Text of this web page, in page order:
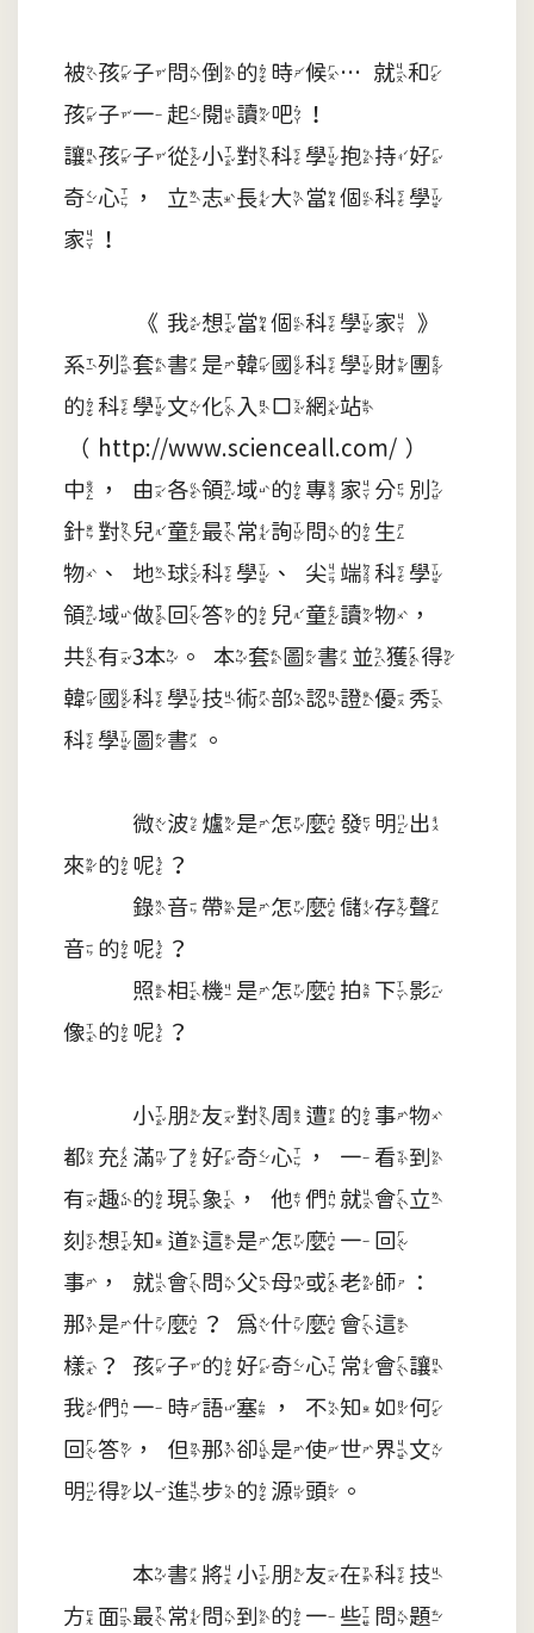
被孩子問倒的時候…就和
孩子一起閱讀吧！
讓孩子從小對科學抱持好
奇心，立志長大當個科學
家！
《我想當個科學家》
系列套書是韓國科學財團
的科學文化入口網站
（http://www.scienceall.com/）
中，由各領域的專家分別
針對兒童最常詢問的生
物、地球科學、尖端科學
領域做回答的兒童讀物，
共有3本。本套圖書並獲得
韓國科學技術部認證優秀
科學圖書。
微波爐是怎麼發明出
來的呢？
錄音帶是怎麼儲存聲
音的呢？
照相機是怎麼拍下影
像的呢？
小朋友對周遭的事物
都充滿了好奇心，一看到
有趣的現象，他們就會立
刻想知道這是怎麼一回
事，就會問父母或老師：
那是什麼？為什麼會這
樣？孩子的好奇心常會讓
我們一時語塞，不知如何
回答，但那卻是使世界文
明得以進步的源頭。
本書將小朋友在科技
方面最常問到的一些問題